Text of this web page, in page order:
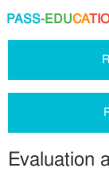
PASS-EDUCA
Evaluation